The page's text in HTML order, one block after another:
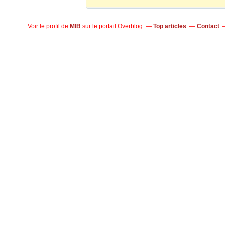
Voir le profil de MIB sur le portail Overblog Top articles Contact